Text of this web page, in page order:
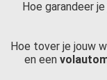
Hoe garandeer
Hoe tover je jouw
en een